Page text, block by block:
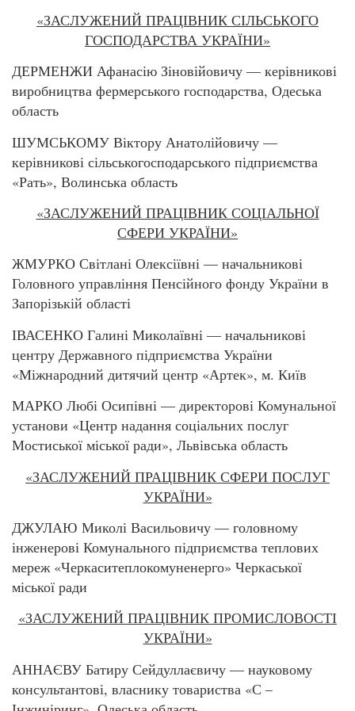
«ЗАСЛУЖЕНИЙ ПРАЦІВНИК СІЛЬСЬКОГО
ГОСПОДАРСТВА УКРАЇНИ»
ДЕРМЕНЖИ Афанасію Зіновійовичу — керівникові
виробництва фермерського господарства, Одеська
область
ШУМСЬКОМУ Віктору Анатолійовичу —
керівникові сільськогосподарського підприємства
«Рать», Волинська область
«ЗАСЛУЖЕНИЙ ПРАЦІВНИК СОЦІАЛЬНОЇ
СФЕРИ УКРАЇНИ»
ЖМУРКО Світлані Олексіївні — начальникові
Головного управління Пенсійного фонду України в
Запорізькій області
ІВАСЕНКО Галині Миколаївні — начальникові
центру Державного підприємства України
«Міжнародний дитячий центр «Артек», м. Київ
МАРКО Любі Осипівні — директорові Комунальної
установи «Центр надання соціальних послуг
Мостиської міської ради», Львівська область
«ЗАСЛУЖЕНИЙ ПРАЦІВНИК СФЕРИ ПОСЛУГ
УКРАЇНИ»
ДЖУЛАЮ Миколі Васильовичу — головному
інженерові Комунального підприємства теплових
мереж «Черкаситеплокомуненерго» Черкаської
міської ради
«ЗАСЛУЖЕНИЙ ПРАЦІВНИК ПРОМИСЛОВОСТІ
УКРАЇНИ»
АННАЄВУ Батиру Сейдуллаєвичу — науковому
консультантові, власнику товариства «С –